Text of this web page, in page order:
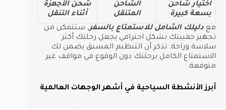
اختيار شاحن
بسعة كبيرة:
الشاحن
المتنقل
شحن الأجهزة
أثناء التنقل
مع دليلك الشامل للاستمتاع بالسفر، ستتمكن من
تجهيز حقيبتك بشكل احترافي يجعل رحلتك أكثر
سلاسة وراحة. تذكر أن التنظيم المسبق يضمن لك
الاستمتاع الكامل برحلتك دون الوقوع في مواقف غير
متوقعة.
أبرز الأنشطة السياحية في أشهر الوجهات العالمية